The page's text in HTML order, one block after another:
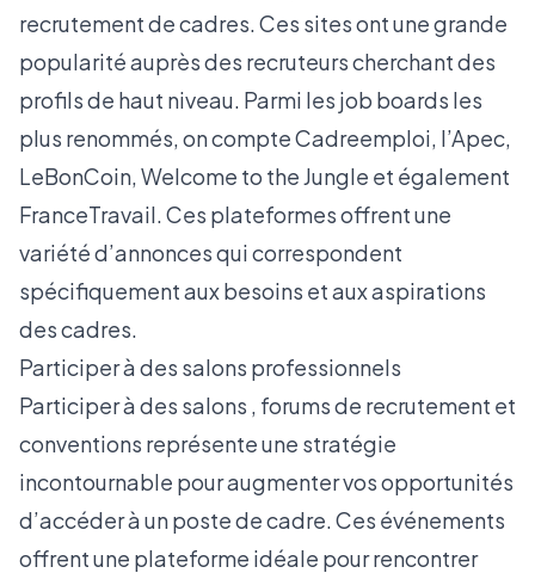
recrutement de cadres. Ces sites ont une grande
popularité auprès des recruteurs cherchant des
profils de haut niveau. Parmi les job boards les
plus renommés, on compteCadreemploi, l’Apec,
LeBonCoin,Welcome to the Jungle et également
FranceTravail. Ces plateformes offrent une
variété d’annonces qui correspondent
spécifiquement aux besoins et aux aspirations
des cadres.
Participer à des salons professionnels
Participer à des salons , forums de recrutement et
conventions représente une stratégie
incontournable pour augmenter vos opportunités
d’accéder à un poste de cadre. Ces événements
offrent une plateforme idéale pour rencontrer